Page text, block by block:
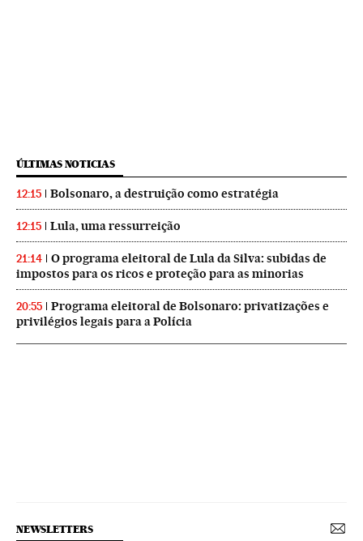
ÚLTIMAS NOTICIAS
12:15 Bolsonaro, a destruição como estratégia
12:15 Lula, uma ressurreição
21:14
O programa eleitoral de Lula da Silva: subidas de
impostos para os ricos e proteção para as minorias
20:55
Programa eleitoral de Bolsonaro: privatizações e
privilégios legais para a Polícia
NEWSLETTERS